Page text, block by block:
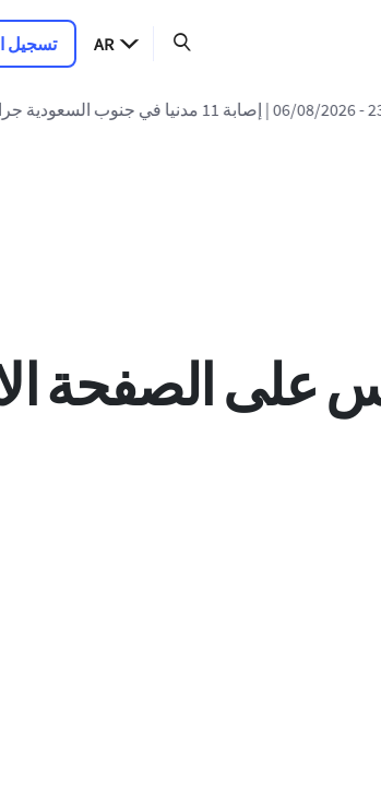
AR تسجيل
على الصفحة